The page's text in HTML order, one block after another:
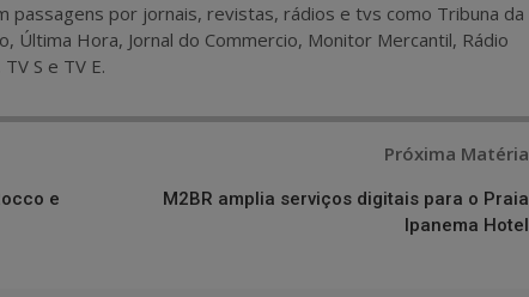
passagens por jornais, revistas, rádios e tvs como Tribuna da
Última Hora, Jornal do Commercio, Monitor Mercantil, Rádio
S e TV E.
e
Próxima Matéria
M2BR amplia serviços digitais para o Praia
Ipanema Hotel